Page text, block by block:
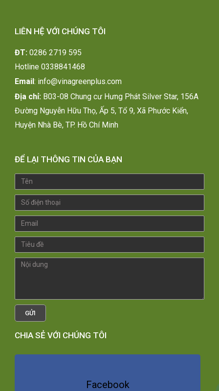
LIÊN HỆ VỚI CHÚNG TÔI
ĐT: 0286 2719 595
Hotline 0338841468
Email: info@vinagreenplus.com
Địa chỉ: B03-08 Chung cư Hưng Phát Silver Star, 156A
Đường Nguyễn Hữu Thọ, Ấp 5, Tổ 9, Xã Phước Kiển,
Huyện Nhà Bè, TP. Hồ Chí Minh
ĐỂ LẠI THÔNG TIN CỦA BẠN
GỬI
CHIA SẺ VỚI CHÚNG TÔI
Facebook